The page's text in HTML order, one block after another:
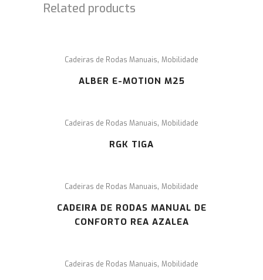
Related products
Cadeiras de Rodas Manuais, Mobilidade
ALBER E-MOTION M25
Cadeiras de Rodas Manuais, Mobilidade
RGK TIGA
Cadeiras de Rodas Manuais, Mobilidade
CADEIRA DE RODAS MANUAL DE
CONFORTO REA AZALEA
Cadeiras de Rodas Manuais, Mobilidade